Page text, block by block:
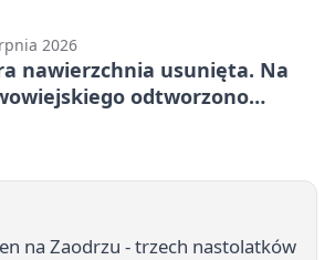
2026
nawierzchnia usunięta. Na
odtworzono
na Zaodrzu - trzech nastolatków